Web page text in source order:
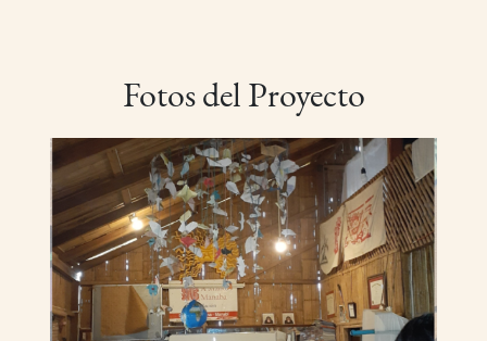
Fotos del Proyecto